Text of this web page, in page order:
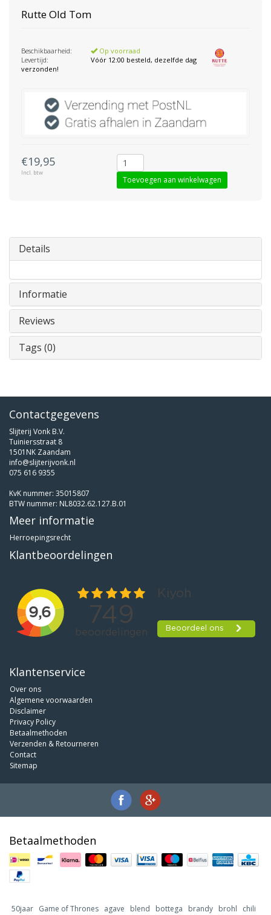
RutteOld Tom
Beschikbaarheid:
Op voorraad
Levertijd:
Vóór 12:00 besteld, dezelfde dag
verzonden!
€19,95
Incl. btw
Toevoegen aan winkelwagen
Details
Informatie
Reviews
Tags (0)
Contactgegevens
Slijterij Vonk B.V.
Tuiniersstraat 8
1501NK Zaandam
info@slijterijvonk.nl
075 616 9355
KvK nummer: 35015807
BTW nummer: NL8032.62.127.B.01
Meer informatie
Herroepingsrecht
Klantbeoordelingen
Klantenservice
Over ons
Algemene voorwaarden
Disclaimer
Privacy Policy
Betaalmethoden
Verzenden & Retourneren
Contact
Sitemap
Betaalmethoden
50jaar Game of Thrones agave blend bottega brandy brohl
chili